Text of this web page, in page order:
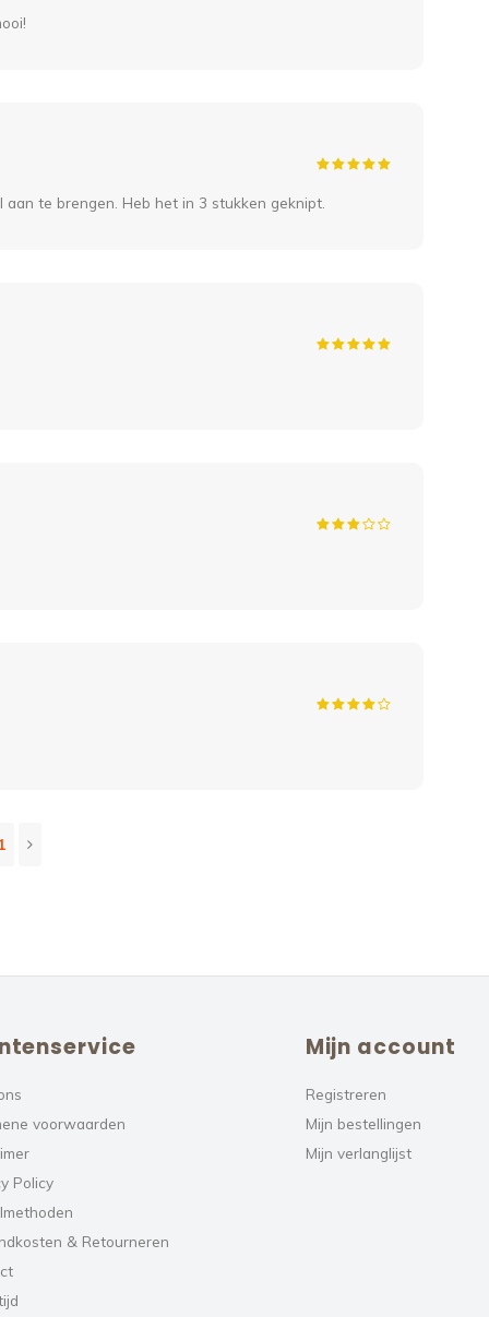
te brengen. Heb het in 3 stukken geknipt.
voorwaarden
Policy
& Retourneren
Mijn account
Registreren
Mijn bestellingen
Mijn verlanglijst